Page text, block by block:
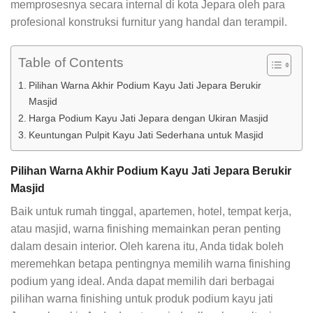
memprosesnya secara internal di kota Jepara oleh para
profesional konstruksi furnitur yang handal dan terampil.
Table of Contents
Pilihan Warna Akhir Podium Kayu Jati Jepara Berukir
Masjid
Harga Podium Kayu Jati Jepara dengan Ukiran Masjid
Keuntungan Pulpit Kayu Jati Sederhana untuk Masjid
Pilihan Warna Akhir Podium Kayu Jati Jepara Berukir
Masjid
Baik untuk rumah tinggal, apartemen, hotel, tempat kerja,
atau masjid, warna finishing memainkan peran penting
dalam desain interior. Oleh karena itu, Anda tidak boleh
meremehkan betapa pentingnya memilih warna finishing
podium yang ideal. Anda dapat memilih dari berbagai
pilihan warna finishing untuk produk podium kayu jati